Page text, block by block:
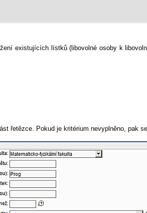
existujících lístků (libovolné osoby k
řetězce. Pokud je kritérium nevyplněno, pak